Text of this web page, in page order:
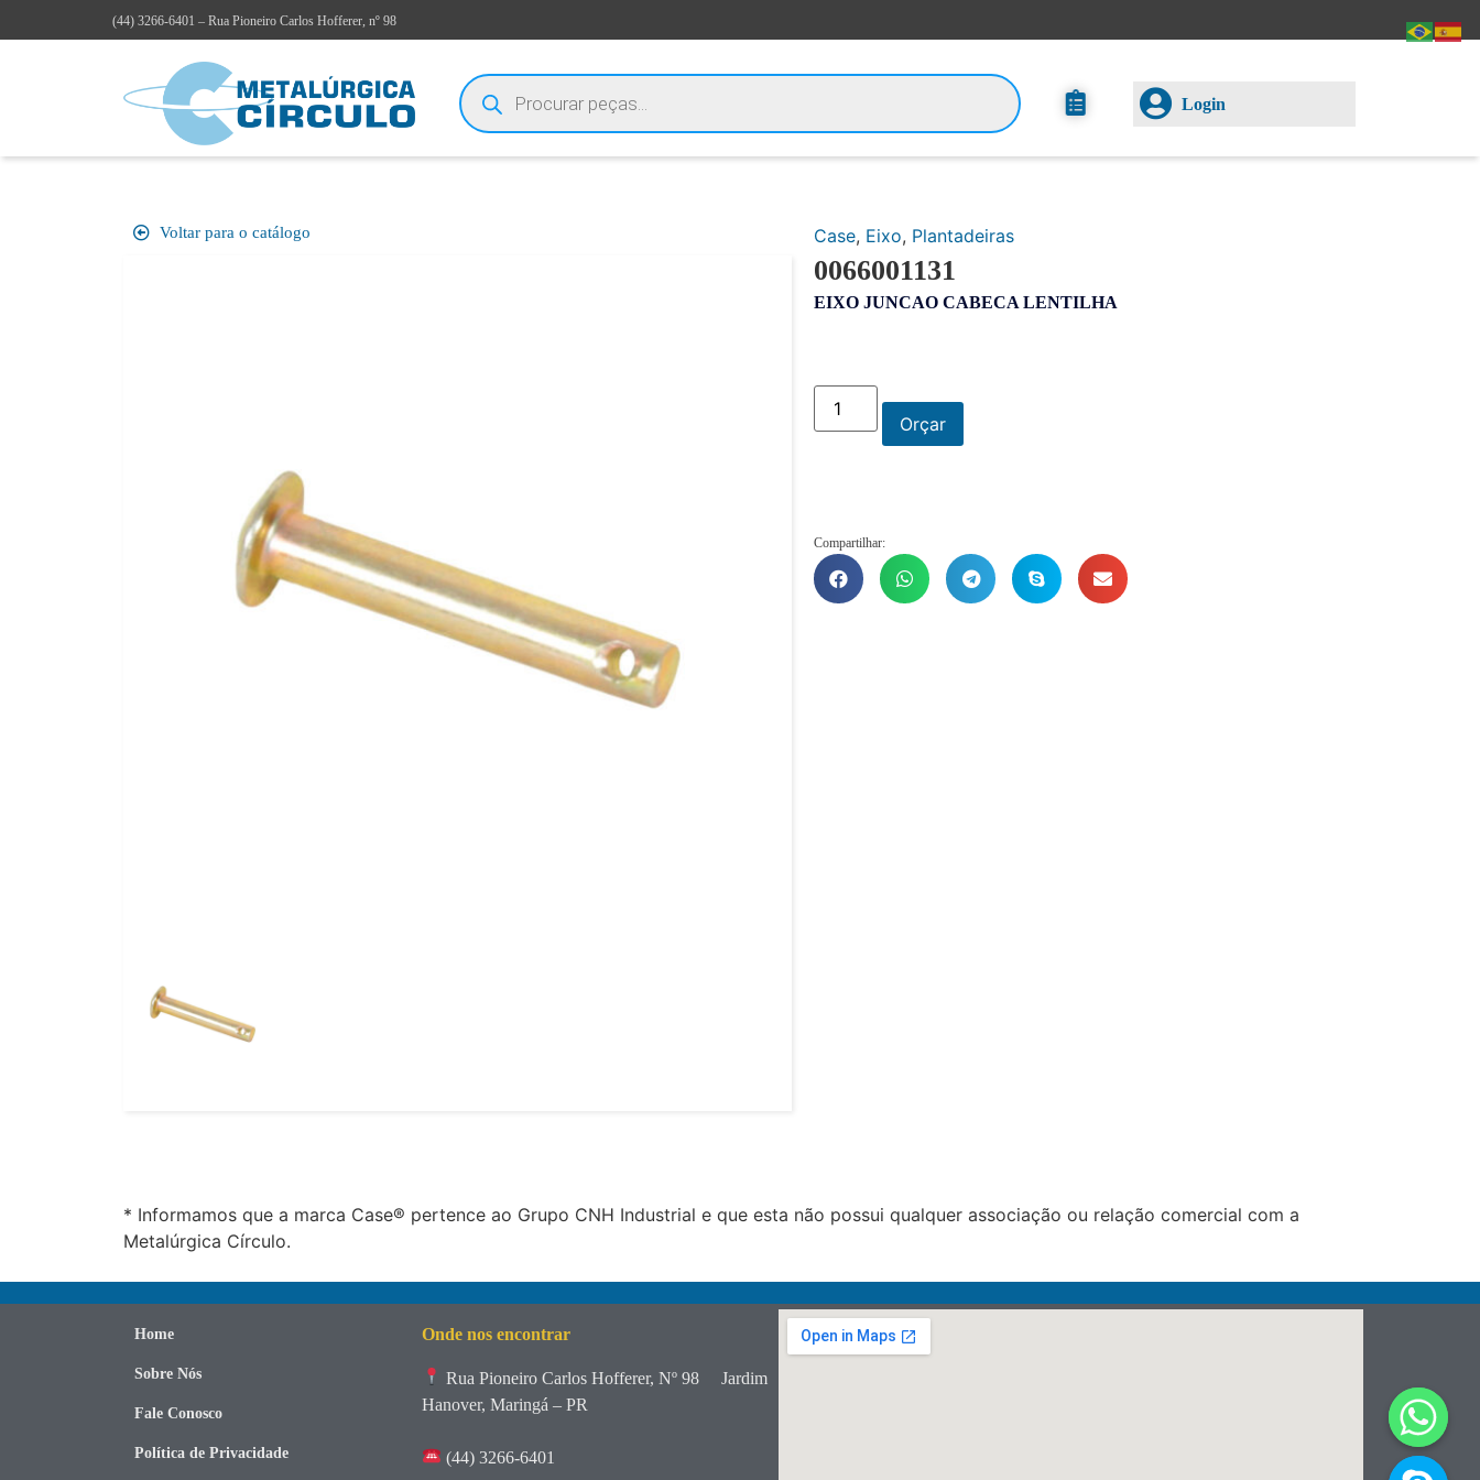
(44) 3266-6401 – Rua Pioneiro Carlos Hofferer, nº 98
Login
Voltar para o catálogo Case, Eixo, Plantadeiras
0066001131
EIXO JUNCAO CABECA LENTILHA
Orçar
Compartilhar:
* Informamos que a marca Case® pertence ao Grupo CNH Industrial e que esta não possui qualquer associação ou relação comercial com a
Metalúrgica Círculo.
Home
Sobre Nós
Fale Conosco
Política de Privacidade
Onde nos encontrar
Rua Pioneiro Carlos Hofferer, Nº 98
Jardim
Hanover, Maringá – PR
(44) 3266-6401